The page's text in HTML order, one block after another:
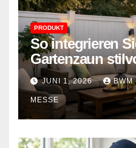
PRODUKT
So integrieren
Gartenzaun
– mehr Komfort,
Aufwand
JUNI 1, 2026 BWM
MESSE